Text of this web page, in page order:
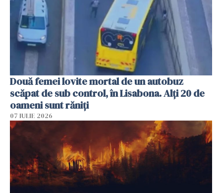
Două femei lovite mortal de un autobuz
scăpat de sub control, în Lisabona. Alți 20 de
oameni sunt răniți
07 IULIE 2026